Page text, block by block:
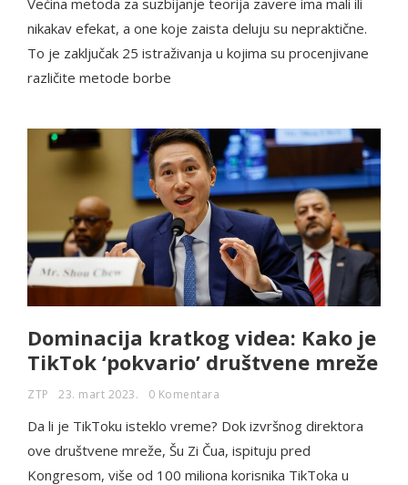
nikakav efekat, a one koje zaista deluju su nepraktične.
To je zaključak 25 istraživanja u kojima su procenjivane
različite metode borbe
Dominacija kratkog videa: Kako je
TikTok ‘pokvario’ društvene mreže
ZTP 23. mart 2023. 0 Komentara
Da li je TikToku isteklo vreme? Dok izvršnog direktora
ove društvene mreže, Šu Zi Čua, ispituju pred
Kongresom, više od 100 miliona korisnika TikToka u